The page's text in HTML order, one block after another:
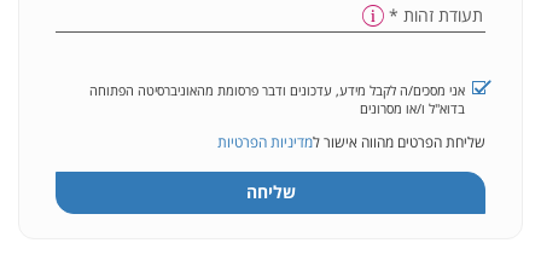
תעודת זהות*
אני מסכים/ה לקבל מידע, עדכונים ודבר פרסומת מהאוניברסיטה הפתוחה
בדוא"ל ו/או מסרונים
שליחת הפרטים מהווה אישור למדיניות הפרטיות